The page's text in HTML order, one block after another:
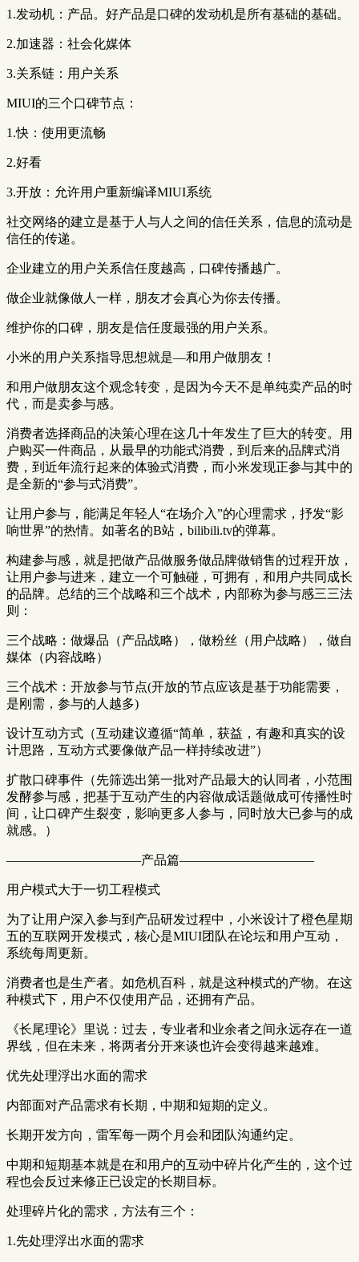
1.发动机：产品。好产品是口碑的发动机是所有基础的基础。
2.加速器：社会化媒体
3.关系链：用户关系
MIUI的三个口碑节点：
1.快：使用更流畅
2.好看
3.开放：允许用户重新编译MIUI系统
社交网络的建立是基于人与人之间的信任关系，信息的流动是
信任的传递。
企业建立的用户关系信任度越高，口碑传播越广。
做企业就像做人一样，朋友才会真心为你去传播。
维护你的口碑，朋友是信任度最强的用户关系。
小米的用户关系指导思想就是—和用户做朋友！
和用户做朋友这个观念转变，是因为今天不是单纯卖产品的时
代，而是卖参与感。
消费者选择商品的决策心理在这几十年发生了巨大的转变。用
户购买一件商品，从最早的功能式消费，到后来的品牌式消
费，到近年流行起来的体验式消费，而小米发现正参与其中的
是全新的“参与式消费”。
让用户参与，能满足年轻人“在场介入”的心理需求，抒发“影
响世界”的热情。如著名的B站，bilibili.tv的弹幕。
构建参与感，就是把做产品做服务做品牌做销售的过程开放，
让用户参与进来，建立一个可触碰，可拥有，和用户共同成长
的品牌。总结的三个战略和三个战术，内部称为参与感三三法
则：
三个战略：做爆品（产品战略），做粉丝（用户战略），做自
媒体（内容战略）
三个战术：开放参与节点(开放的节点应该是基于功能需要，
是刚需，参与的人越多)
设计互动方式（互动建议遵循“简单，获益，有趣和真实的设
计思路，互动方式要像做产品一样持续改进”）
扩散口碑事件（先筛选出第一批对产品最大的认同者，小范围
发酵参与感，把基于互动产生的内容做成话题做成可传播性时
间，让口碑产生裂变，影响更多人参与，同时放大已参与的成
就感。）
——————————–产品篇——————————–
用户模式大于一切工程模式
为了让用户深入参与到产品研发过程中，小米设计了橙色星期
五的互联网开发模式，核心是MIUI团队在论坛和用户互动，
系统每周更新。
消费者也是生产者。如危机百科，就是这种模式的产物。在这
种模式下，用户不仅使用产品，还拥有产品。
《长尾理论》里说：过去，专业者和业余者之间永远存在一道
界线，但在未来，将两者分开来谈也许会变得越来越难。
优先处理浮出水面的需求
内部面对产品需求有长期，中期和短期的定义。
长期开发方向，雷军每一两个月会和团队沟通约定。
中期和短期基本就是在和用户的互动中碎片化产生的，这个过
程也会反过来修正已设定的长期目标。
处理碎片化的需求，方法有三个：
1.先处理浮出水面的需求